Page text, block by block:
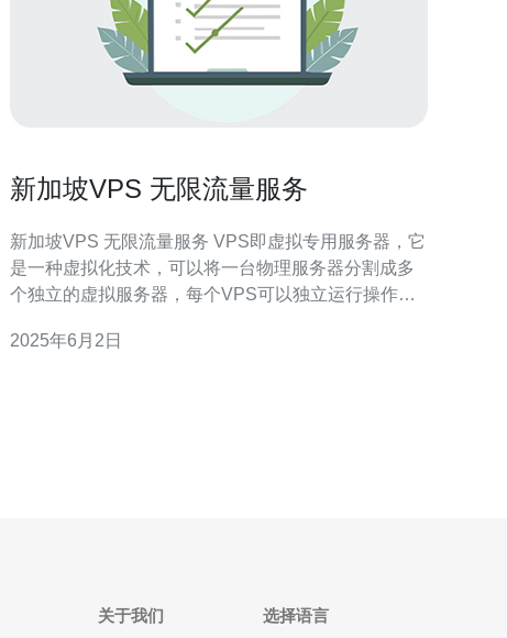
新加坡VPS 无限流量服务
新加坡VPS 无限流量服务 VPS即虚拟专用服务器，它
是一种虚拟化技术，可以将一台物理服务器分割成多
个独立的虚拟服务器，每个VPS可以独立运行操作系
洲地区最重要的数据中心枢纽之一，具有优越的网络
2025年6月2日
关于我们 选择语言